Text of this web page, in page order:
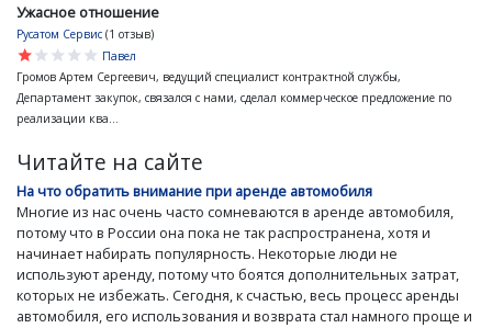
Ужасное отношение
Русатом Сервис (1 отзыв)
star
star
star
star
star
Павел
Громов Артем Сергеевич, ведущий специалист контрактной службы,
Департамент закупок, связался с нами, сделал коммерческое предложение по
реализации ква...
Читайте на сайте
На что обратить внимание при аренде автомобиля
Многие из нас очень часто сомневаются в аренде автомобиля,
потому что в России она пока не так распространена, хотя и
начинает набирать популярность. Некоторые люди не
используют аренду, потому что боятся дополнительных затрат,
которых не избежать. Сегодня, к счастью, весь процесс аренды
автомобиля, его использования и возврата стал намного проще и